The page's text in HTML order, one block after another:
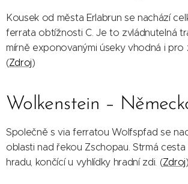
Kousek od města Erlabrun se nachází
ferrata obtížnosti C. Je to zvládnutelná
mírně exponovanými úseky vhodná i pro
(Zdroj)
Wolkenstein –
Společně s via ferratou Wolfspfad se
oblasti nad řekou Zschopau. Strmá
hradu, končící u vyhlídky hradní zdi. (Zdroj)